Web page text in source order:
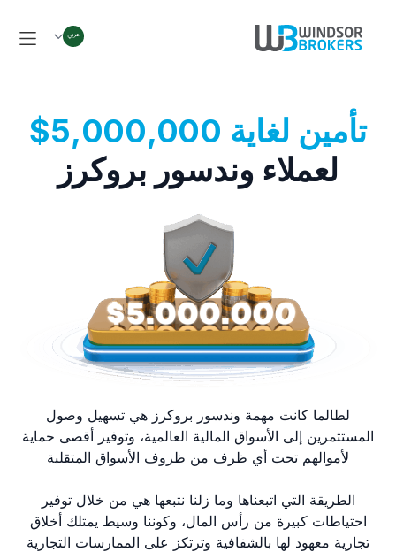
تأمين لغاية 5,000,000$
لعملاء وندسور بروكرز
لطالما كانت مهمة وندسور بروكرز هي تسهيل وصول
المستثمرين إلى الأسواق المالية العالمية، وتوفير أقصى حماية
لأموالهم تحت أي ظرف من ظروف الأسواق المتقلبة
الطريقة التي اتبعناها وما زلنا نتبعها هي من خلال توفير
احتياطات كبيرة من رأس المال، وكوننا وسيط يمتلك أخلاق
تجارية معهود لها بالشفافية وترتكز على الممارسات التجارية